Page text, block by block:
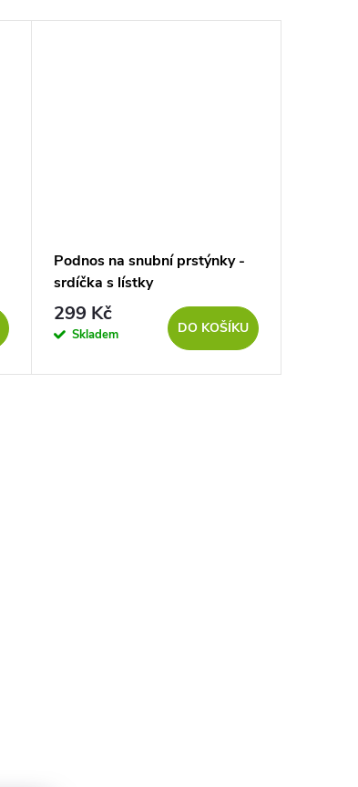
Podnos na snubní prstýnky -
srdíčka s lístky
299 Kč
Skladem DO KOŠÍKU